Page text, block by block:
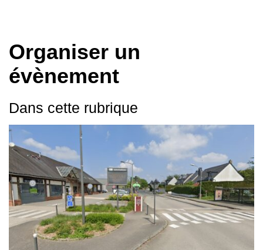
Organiser un
évènement
Dans cette rubrique